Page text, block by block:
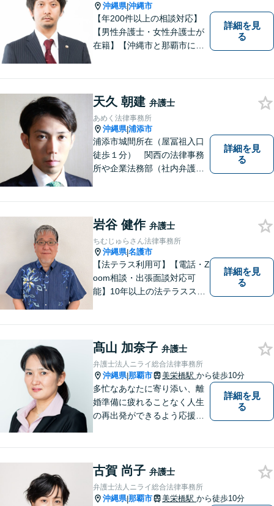
沖縄県|沖縄市
【年200件以上の相談対応】
【男性弁護士・女性弁護士が
在籍】【沖縄市と那覇市に事
す。「沖縄ならではの習慣」
を熟知した弁護士が多数在
籍。
詳細を見
る
天久 朝建 弁護士
あめく法律事務所
沖縄県|浦添市
浦添市城間所在（屋冨祖入口
徒歩１分） 関西の法律事務
所や企業法務部（社内弁護士
詳細を見
る
岩谷 健作 弁護士
ちむじゅらさん法律事務所
沖縄県|名護市
【法テラス利用可】【電話・Z
oom相談・出張面談対応可
能】10年以上の法テラススタ
談にも親身に寄り添い、あな
たの未来を全力でサポートい
たします【沖縄北部エリア・
名護市】
詳細を見
る
髙山 加奈子 弁護士
弁護士法人ニライ総合法律事務所
沖縄県|那覇市 美栄橋駅 から徒歩10分
多忙なあなたに寄り添い、離
婚準備に疲れることなく人生
の再出発ができるよう応援し
詳細を見
る
古賀 尚子 弁護士
弁護士法人ニライ総合法律事務所
沖縄県|那覇市 美栄橋駅 から徒歩10分